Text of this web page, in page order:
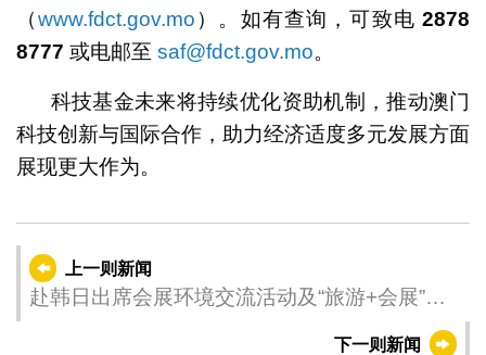
（www.fdct.gov.mo ）。如有查询，可致电2878
8777 或电邮至 saf@fdct.gov.mo。
科技基金未来将持续优化资助机制，推动澳门
科技创新与国际合作，助力经济适度多元发展方面
展现更大作为。
上一则新闻
赴韩日出席会展环境交流活动及“旅游+会展”产
下一则新闻